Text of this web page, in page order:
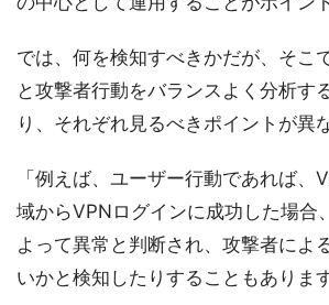
では、何を検知すべきかだが、そこ
と攻撃者行動をバランスよく分析す
り、それぞれ見るべきポイントが異
「例えば、ユーザー行動であれば、
域からVPNログインに成功した場合
よって異常と判断され、攻撃者によ
いかと検知したりすることもありま